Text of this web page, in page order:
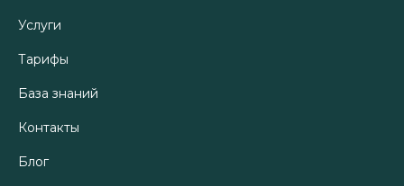
Услуги
Тарифы
База знаний
Контакты
Блог